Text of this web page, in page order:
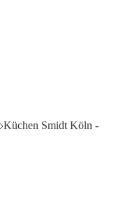
Küchen Smidt Köln -